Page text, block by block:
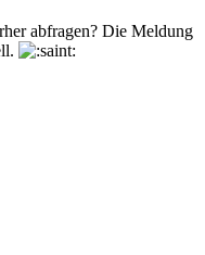
abfragen? Die Meldung